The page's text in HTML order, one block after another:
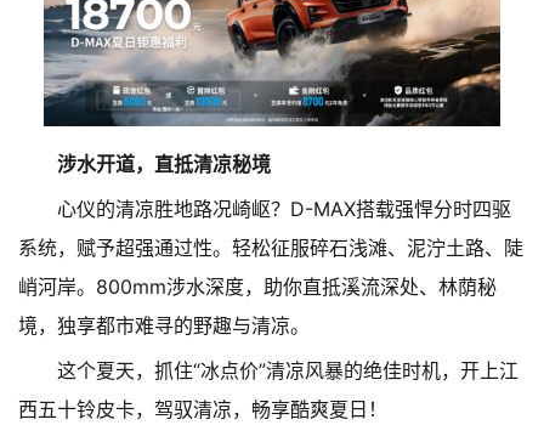
涉水开道，直抵清凉秘境
心仪的清凉胜地路况崎岖？D-MAX搭载强悍分时四驱
系统，赋予超强通过性。轻松征服碎石浅滩、泥泞土路、陡
峭河岸。800mm涉水深度，助你直抵溪流深处、林荫秘
境，独享都市难寻的野趣与清凉。
这个夏天，抓住“冰点价”清凉风暴的绝佳时机，开上江
西五十铃皮卡，驾驭清凉，畅享酷爽夏日！